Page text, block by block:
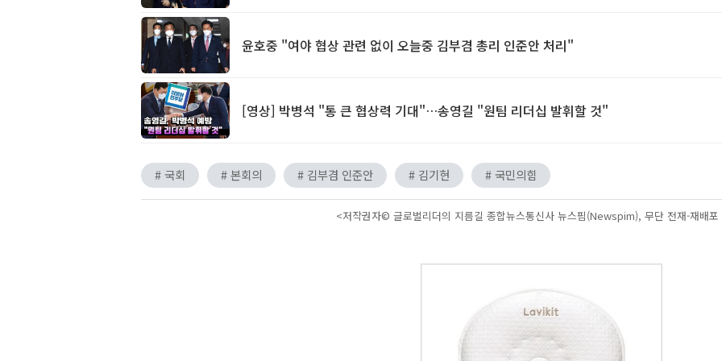
윤호중 "여야 협상 관련 없이 오늘중 김부겸 총리 인준안 처리"
[영상] 박병석 "통 큰 협상력 기대"…송영길 "원팀 리더십 발휘할 것"
# 국회 # 본회의 # 김부겸 인준안 # 김기현 # 국민의힘
<저작권자© 글로벌리더의 지름길 종합뉴스통신사 뉴스핌(Newspim), 무단 전재-재배포